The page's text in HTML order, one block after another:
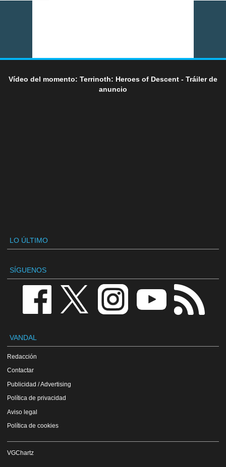
Vídeo del momento: Terrinoth: Heroes of Descent - Tráiler de
anuncio
LO ÚLTIMO
SÍGUENOS
VANDAL
Redacción
Contactar
Publicidad / Advertising
Política de privacidad
Aviso legal
Política de cookies
VGChartz